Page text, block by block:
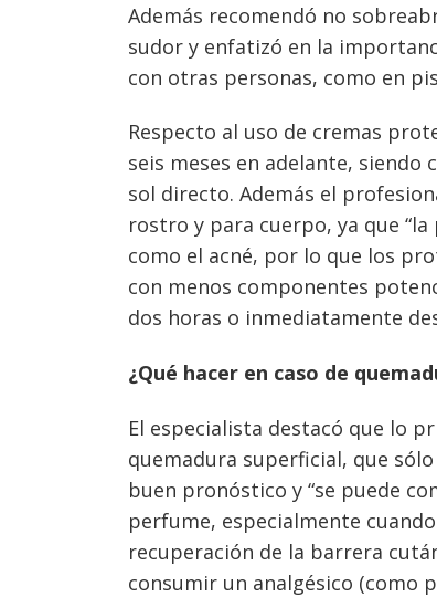
Además recomendó no
sudor y enfatizó en la
con otras personas, como en
Respecto al uso de cremas
seis meses en adelante, siendo
sol directo. Además el
rostro y para cuerpo, ya que
como el acné, por lo que los
con menos componentes
dos horas o inmediatamente
¿Qué hacer en caso de
El especialista destacó que lo
quemadura superficial, que
buen pronóstico y “se puede
perfume, especialmente
recuperación de la barrera
consumir un analgésico (como